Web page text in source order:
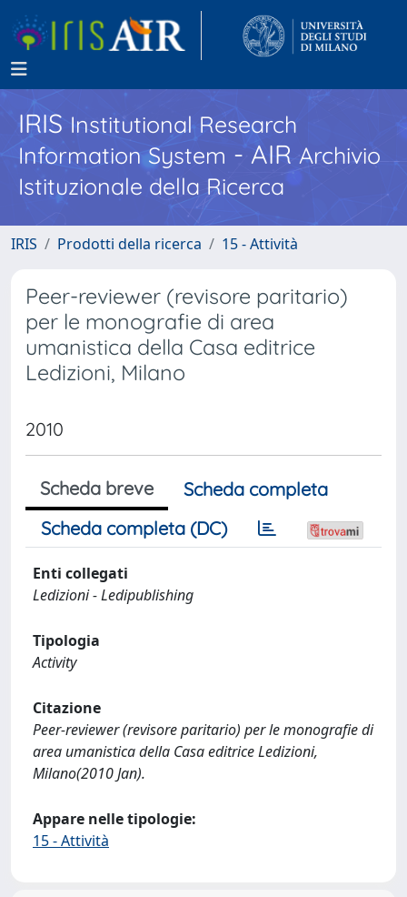
IRISInstitutional Research
Information System - AIR Archivio
Istituzionale della Ricerca
IRIS Prodotti della ricerca 15 - Attività
Peer-reviewer (revisore paritario)
per le monografie di area
umanistica della Casa editrice
Ledizioni, Milano
2010
Scheda breve
Scheda completa
Scheda completa (DC)
Enti collegati
Ledizioni - Ledipublishing
Tipologia
Activity
Citazione
Peer-reviewer (revisore paritario) per le monografie di
area umanistica della Casa editrice Ledizioni,
Milano(2010 Jan).
Appare nelle tipologie:
15 - Attività